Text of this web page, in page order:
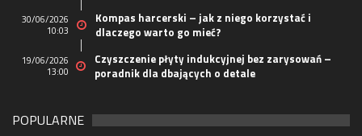
30/06/2026
10:03
Kompas harcerski – jak z niego korzystać i
dlaczego warto go mieć?
19/06/2026
13:00
Czyszczenie płyty indukcyjnej bez zarysowań –
poradnik dla dbających o detale
POPULARNE